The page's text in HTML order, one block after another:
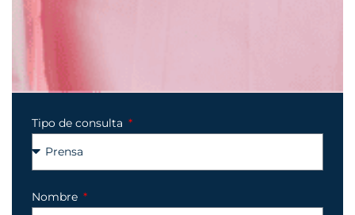
Tipo de consulta
Nombre